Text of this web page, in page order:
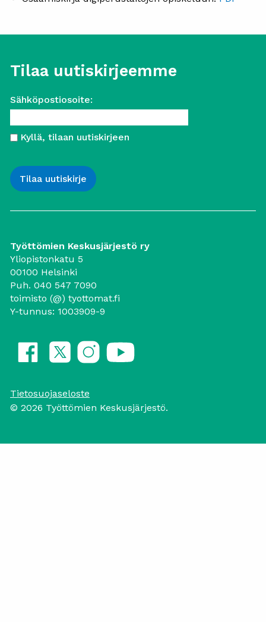
Tilaa uutiskirjeemme
Sähköpostiosoite:
Kyllä, tilaan uutiskirjeen
Työttömien Keskusjärjestö ry
Yliopistonkatu 5
00100 Helsinki
Puh. 040 547 7090
toimisto (@) tyottomat.fi
Y-tunnus: 1003909-9
Tietosuojaseloste
© 2026 Työttömien Keskusjärjestö.